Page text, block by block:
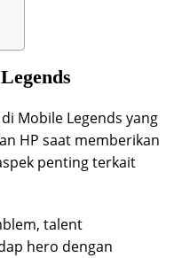
Mobile Legends yang
HP saat memberikan
penting terkait
talent
hero dengan